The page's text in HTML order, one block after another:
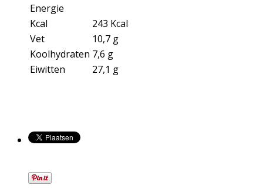
Energie
Kcal
243 Kcal
Vet
10,7 g
Koolhydraten 7,6 g
Eiwitten
27,1 g